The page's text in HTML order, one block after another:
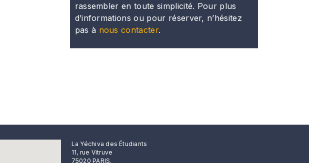
rassembler en toute simplicité. Pour plus
d’informations ou pour réserver, n’hésitez
pas à nous contacter.
La Yéchiva des Étudiants
11, rue Vitruve
75020 PARIS.